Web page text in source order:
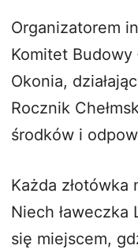
Organizatorem
Komitet
Okonia,
Rocznik
środków i
Każda złotówka
Niech ławeczka
się miejscem,